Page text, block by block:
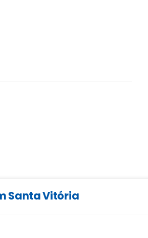
Santa Vitória